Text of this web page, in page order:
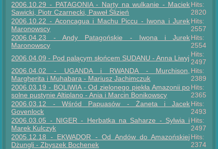
2006.10.29 - PATAGONIA - Narty na wulkanie - Maciek
Sawicki, Piotr Czarnecki, Paweł Ślizień
Hits:
2820
2006.10.22 - Aconcagua i Machu Piccu - Iwona i Jurek
Maronowscy
Hits:
2557
2006.04.23 - Andy Patagońskie - Iwona i Jurek
Maronowscy
Hits:
2554
2006.04.09 - Pod palącym słońcem SUDANU - Anna Liwyj Hits:
2497
2006.04.02 - UGANDA i RWANDA - Murchison,
Margherita i Muhabara - Mariusz Jachimczuk
Hits:
2389
2006.03.19 - BOLIWIA - Od zielonego piekła Amazonii po
solne pustynie Altiplano - Ania i Marcin Bonikowscy
Hits:
2365
2006.03.12 - Wśród Papuasów - Żaneta i Jacek
Govenlock
Hits:
2493
2006.03.05 - NIGER - Herbatka na Saharze - Sylwia i
Marek Kulczyk
Hits:
2497
2005.12.18 - EKWADOR - Od Andów do Amazońskiej
Dżungli - Zbyszek Bochenek
Hits:
2374